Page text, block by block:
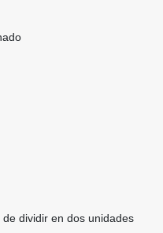
dividir en dos unidades